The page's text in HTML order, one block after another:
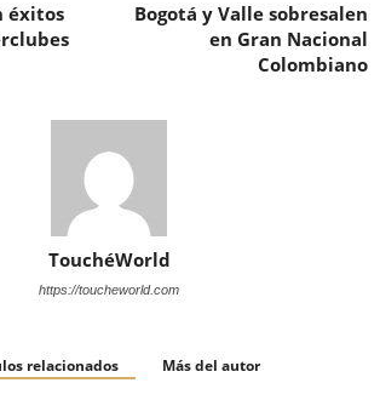
éxitos
Bogotá y Valle sobresalen
en Gran Nacional
Colombiano
TouchéWorld
https://toucheworld.com
relacionados Más del autor